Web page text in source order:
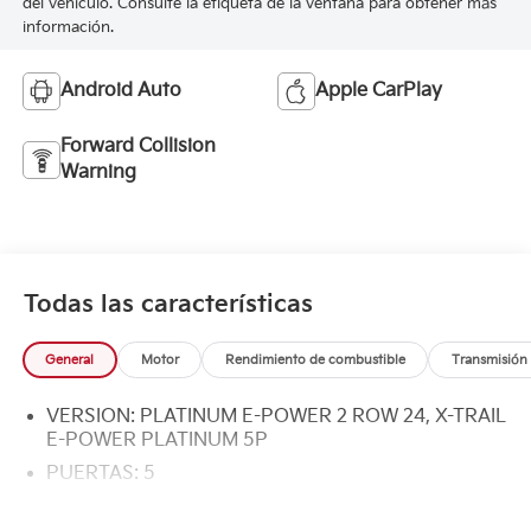
información.
Android Auto Apple CarPlay
Forward Collision
Warning
Todas las características
General Motor Rendimiento de combustible Transmisión
VERSION: PLATINUM E-POWER 2 ROW 24, X-TRAIL
E-POWER PLATINUM 5P
PUERTAS: 5